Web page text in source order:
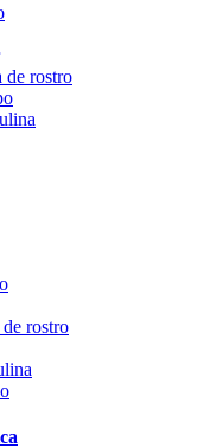
de rostro
rostro